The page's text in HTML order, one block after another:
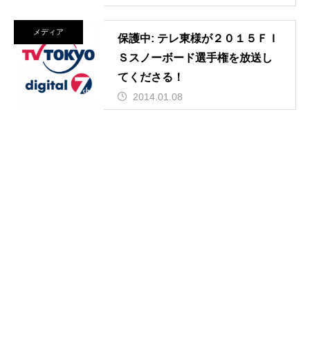
メディア
保護中: テレ東様が２０１５ＦＩ
Ｓスノーボード選手権を放送し
てくださる！
2014.01.08